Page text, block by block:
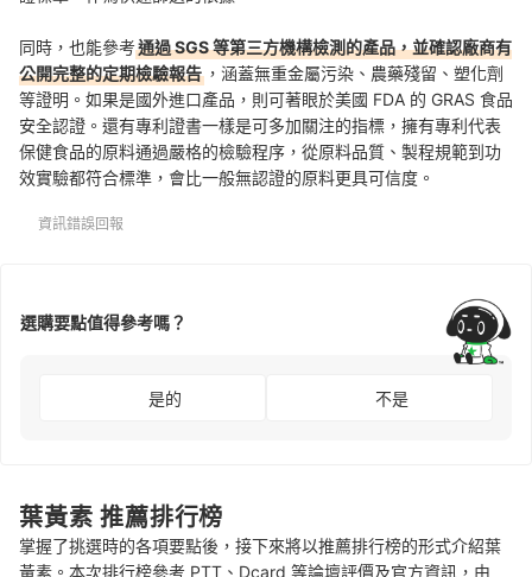
同時，也能參考通過 SGS 等第三方機構檢測的產品，並確認廠商有
公開完整的定期檢驗報告 ，涵蓋無重金屬污染、農藥殘留、塑化劑
等證明。如果是國外進口產品，則可著眼於美國 FDA 的 GRAS 食品
安全認證。還有專利證書一樣是可多加關注的指標，擁有專利代表
保健食品的原料通過嚴格的檢驗程序，從原料品質、製程規範到功
效實驗都符合標準，會比一般無認證的原料更具可信度。
資訊錯誤回報
選購要點值得參考嗎？
是的 不是
葉黃素 推薦排行榜
掌握了挑選時的各項要點後，接下來將以推薦排行榜的形式介紹葉
黃素。本次排行榜參考 PTT、Dcard 等論壇評價及官方資訊，由